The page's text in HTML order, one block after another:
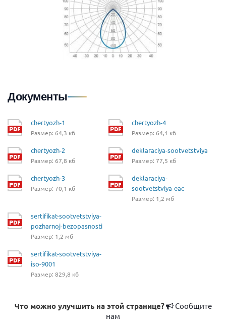
Документы
chertyozh-1
Размер: 64,3 кб
chertyozh-2
Размер: 67,8 кб
chertyozh-3
Размер: 70,1 кб
chertyozh-4
Размер: 64,1 кб
deklaraciya-sootvetstviya
Размер: 77,5 кб
deklaraciya-
sootvetstviya-eac
Размер: 1,2 мб
sertifikat-sootvetstviya-
pozharnoj-bezopasnosti
Размер: 1,2 мб
sertifikat-sootvetstviya-
iso-9001
Размер: 829,8 кб
Что можно улучшить на этой странице?
Сообщите
нам